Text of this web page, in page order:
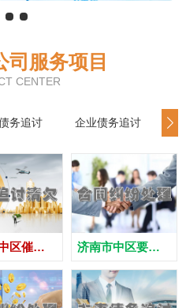
司服务项目
CENTER
务追讨 企业债务追讨
济南市中区催债公司 济南市中区要账公司